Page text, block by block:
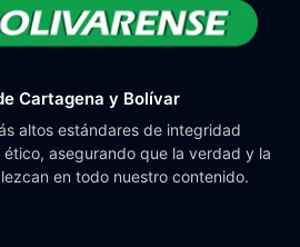
Cartagena y Bolívar
altos estándares de integridad
asegurando que la verdad y la
en todo nuestro contenido.